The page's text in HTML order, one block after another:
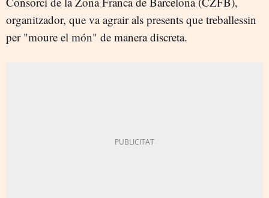
organitzador, que va agrair als presents que treballessin
per "moure el món" de manera discreta.